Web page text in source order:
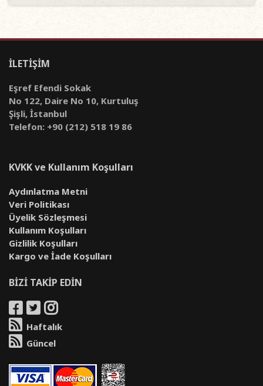
İLETİŞİM
Eşref Efendi Sokak
No 122, Daire No 10, Kurtuluş
Şişli, İstanbul
Telefon: +90 (212) 518 19 86
KVKK ve Kullanım Koşulları
Aydınlatma Metni
Veri Politikası
Üyelik Sözleşmesi
Kullanım Koşulları
Gizlilik Koşulları
Kargo ve İade Koşulları
BİZİ TAKİP EDİN
Haftalık
Güncel